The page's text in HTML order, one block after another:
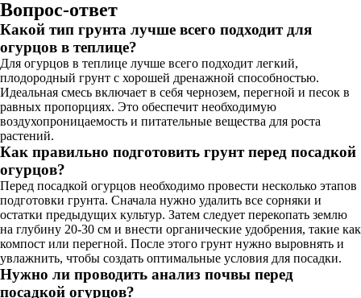
Вопрос-ответ
Какой тип грунта лучше всего подходит для
огурцов в теплице?
Для огурцов в теплице лучше всего подходит легкий,
плодородный грунт с хорошей дренажной способностью.
Идеальная смесь включает в себя чернозем, перегной и песок в
равных пропорциях. Это обеспечит необходимую
воздухопроницаемость и питательные вещества для роста
растений.
Как правильно подготовить грунт перед посадкой
огурцов?
Перед посадкой огурцов необходимо провести несколько этапов
подготовки грунта. Сначала нужно удалить все сорняки и
остатки предыдущих культур. Затем следует перекопать землю
на глубину 20-30 см и внести органические удобрения, такие как
компост или перегной. После этого грунт нужно выровнять и
увлажнить, чтобы создать оптимальные условия для посадки.
Нужно ли проводить анализ почвы перед
посадкой огурцов?